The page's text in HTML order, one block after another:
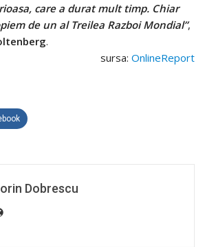
care a durat mult timp. Chiar
de un al Treilea Razboi Mondial”,
.
sursa: OnlineReport
Dobrescu